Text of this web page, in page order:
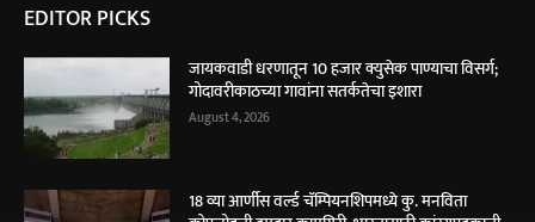
EDITOR PICKS
जायकवाडी धरणातून 10 हजार क्युसेक पाण्याचा विसर्ग;
गोदावरीकाठच्या गावांना सतर्कतेचा इशारा
August 4, 2026
18 व्या आर्णीस वर्ल्ड चॅम्पियनशिपमध्ये कु. मनविता